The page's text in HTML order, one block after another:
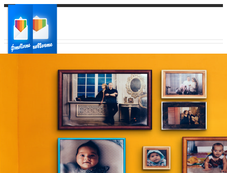
Ваш регион доставки
Выберите из списка: